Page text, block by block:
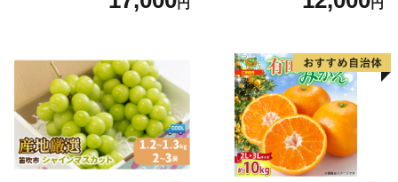
富良野 メロン めろん 果物 く
円
アム」 もも あかつき 秀品 約
果肉 長野県産 小諸市
円